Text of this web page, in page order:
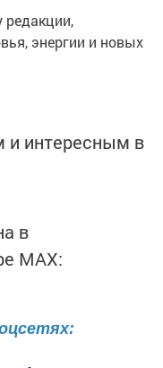
редакции,
энергии и новых
интересным в
в
MАХ: